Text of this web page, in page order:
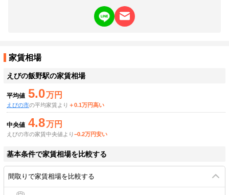
家賃相場
えびの飯野駅の家賃相場
平均値 5.0万円
えびの市の平均家賃より ＋0.1万円高い
中央値 4.8万円
えびの市の家賃中央値より −0.2万円安い
基本条件で家賃相場を比較する
間取りで家賃相場を比較する